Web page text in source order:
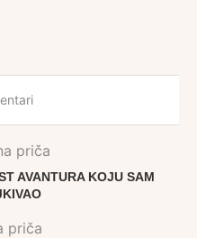
priča
AVANTURA KOJU SAM
priča